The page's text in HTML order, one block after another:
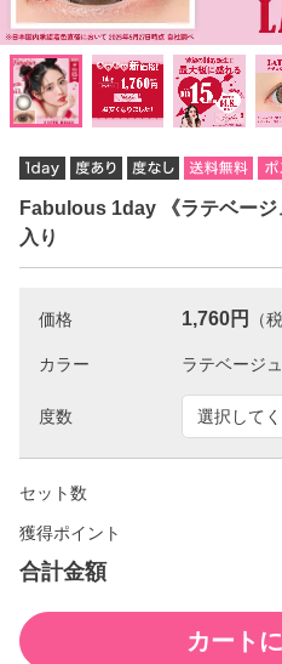
Fabulous 1day 《ラテベー
入り
価格 1,760円 （
カラー
度数
セット数
獲得ポイント
合計金額
カート